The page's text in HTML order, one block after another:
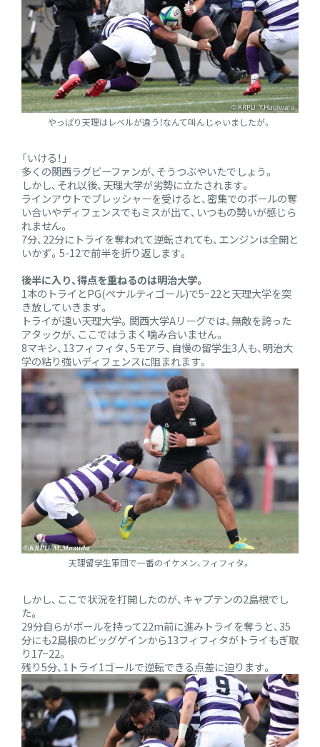
やっぱり天理はレベルが違う！なんて叫んじゃいましたが。
「いける！」
多くの関西ラグビーファンが、そうつぶやいたでしょう。
しかし、それ以後、天理大学が劣勢に立たされます。
ラインアウトでプレッシャーを受けると、密集でのボールの奪
い合いやディフェンスでもミスが出て、いつもの勢いが感じら
れません。
7分、22分にトライを奪われて逆転されても、エンジンは全開と
いかず。5-12で前半を折り返します。
後半に入り、得点を重ねるのは明治大学。
1本のトライとPG(ペナルティゴール)で5−22と天理大学を突
き放していきます。
トライが遠い天理大学。関西大学Aリーグでは、無敵を誇った
アタックが、ここではうまく噛み合いません。
8マキシ、13フィフィタ、5モアラ、自慢の留学生3人も、明治大
学の粘り強いディフェンスに阻まれます。
天理留学生軍団で一番のイケメン、フィフィタ。
しかし、ここで状況を打開したのが、キャプテンの2島根でし
た。
29分自らがボールを持って22m前に進みトライを奪うと、35
分にも2島根のビッグゲインから13フィフィタがトライもぎ取
り17−22。
残り5分、1トライ1ゴールで逆転できる点差に迫ります。